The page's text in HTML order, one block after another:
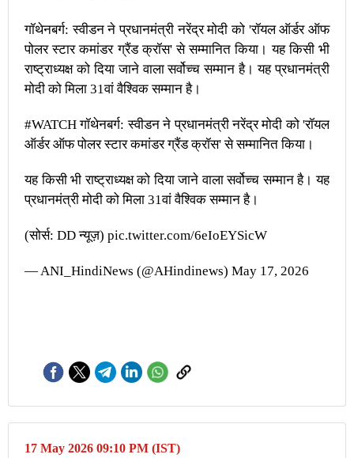
गॉथेनबर्ग: स्वीडन ने प्रधानमंत्री नरेंद्र मोदी को 'रॉयल ​​ऑर्डर ऑफ
पोलर स्टार कमांडर ग्रैंड क्रॉस' से सम्मानित किया। यह किसी भी
राष्ट्राध्यक्ष को दिया जाने वाला सर्वोच्च सम्मान है। यह प्रधानमंत्री
मोदी को मिला 31वां वैश्विक सम्मान है।
#WATCHगॉथेनबर्ग: स्वीडन ने प्रधानमंत्री नरेंद्र मोदी को 'रॉयल
​​ऑर्डर ऑफ पोलर स्टार कमांडर ग्रैंड क्रॉस' से सम्मानित किया।
यह किसी भी राष्ट्राध्यक्ष को दिया जाने वाला सर्वोच्च सम्मान है। यह
प्रधानमंत्री मोदी को मिला 31वां वैश्विक सम्मान है।
(सोर्स: DD न्यूज़) pic.twitter.com/6eIoEYSicW
— ANI_HindiNews (@AHindinews) May 17, 2026
17 May 2026 09:10 PM (IST)